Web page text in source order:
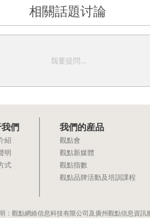
相關話題讨論
我要提問...
們
紹
明
式
我們的産品
觀點會
觀點新媒體
觀點指數
觀點品牌活動及培訓課程
：觀點網絡信息科技有限公司及廣州觀點信息資